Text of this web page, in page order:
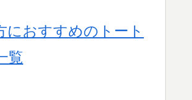
におすすめのトート
覧